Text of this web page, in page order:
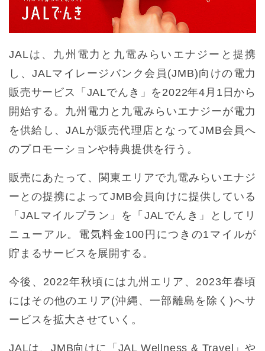
JALは、九州電力と九電みらいエナジーと提携
し、JALマイレージバンク会員(JMB)向けの電力
販売サービス「JALでんき」を2022年4月1日から
開始する。九州電力と九電みらいエナジーが電力
を供給し、JALが販売代理店となってJMB会員へ
のプロモーションや特典提供を行う。
販売にあたって、関東エリアで九電みらいエナジ
ーとの提携によってJMB会員向けに提供している
「JALマイルプラン」を「JALでんき」としてリ
ニューアル。電気料金100円につきの1マイルが
貯まるサービスを展開する。
今後、2022年秋頃には九州エリア、2023年春頃
にはその他のエリア(沖縄、一部離島を除く)へサ
ービスを拡大させていく。
JALは、JMB向けに「JAL Wellness & Travel」や